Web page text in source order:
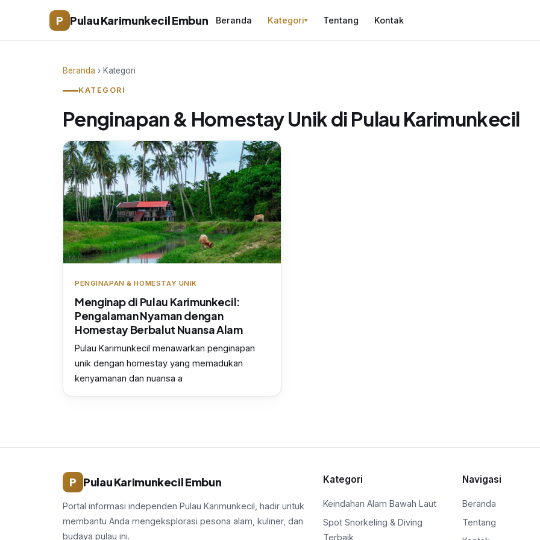
P Pulau Karimunkecil Embun Beranda Kategori▾ Tentang Kontak
Beranda › Kategori
KATEGORI
Penginapan & Homestay Unik di Pulau Karimunkecil
PENGINAPAN & HOMESTAY UNIK
Menginap di Pulau Karimunkecil:
Pengalaman Nyaman dengan
Homestay Berbalut Nuansa Alam
Pulau Karimunkecil menawarkan penginapan
unik dengan homestay yang memadukan
kenyamanan dan nuansa a
P Pulau Karimunkecil Embun
Portal informasi independen Pulau Karimunkecil, hadir untuk
membantu Anda mengeksplorasi pesona alam, kuliner, dan
budaya pulau ini.
Kategori
Keindahan Alam Bawah Laut
Spot Snorkeling & Diving
Terbaik
Navigasi
Beranda
Tentang